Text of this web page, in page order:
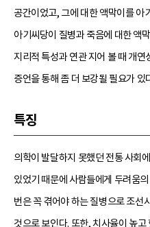
공간이었고, 그에 대한 액막이를 아
아기씨당이 질병과 죽음에 대한 액
지리적 특성과 연관 지어 볼 때 개
증언을 통해 좀 더 보강될 필요가 있
특징
의학이 발달하지 못했던 전통 사회
있었기 때문에 사람들에게 두려움
번은 꼭 겪어야 하는 질병으로 조선
것으로 보인다. 또한, 치사율이 높